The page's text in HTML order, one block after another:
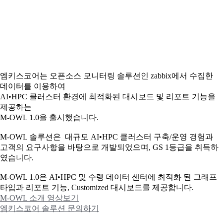
엠키스코어는 오픈소스 모니터링 솔루션인 zabbix에서 수집한
데이터를 이용하여
AI•HPC 클러스터 환경에 최적화된 대시보드 및 리포트 기능을
제공하는
M-OWL 1.0을 출시했습니다.
M-OWL 솔루션은 대규모 AI•HPC 클러스터 구축/운영 경험과
고객의 요구사항을 바탕으로 개발되었으며, GS 1등급을 취득하
였습니다.
M-OWL 1.0은 AI•HPC 및 수랭 데이터 센터에 최적화 된 그래프
타입과 리포트 기능, Customized 대시보드를 제공합니다.
M-OWL 소개 영상보기
엠키스코어 솔루션 문의하기